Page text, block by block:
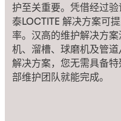
护至关重要。凭借经过
泰LOCTITE 解决方案可
率。汉高的维护解决方
机、溜槽、球磨机及管
解决方案，您无需具备
部维护团队就能完成。